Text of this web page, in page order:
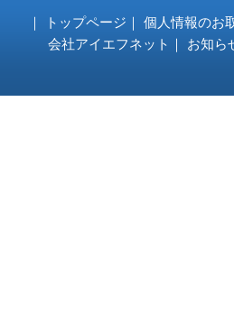
｜ トップページ ｜ 個人情報のお
会社アイエフネット ｜ お知ら